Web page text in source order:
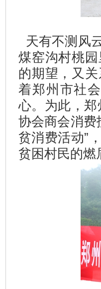
天有不测风
煤窑沟村桃
的期望，又
着郑州市社
心。为此，
协会商会消费
贫消费活动”
贫困村民的燃